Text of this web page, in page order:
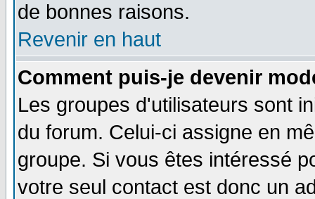
de bonnes raisons.
Revenir en haut
Comment puis-je devenir
Les groupes d'utilisateurs sont
du forum. Celui-ci assigne en
groupe. Si vous êtes intéressé
votre seul contact est donc un